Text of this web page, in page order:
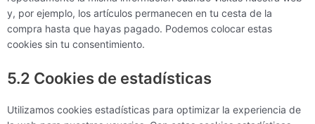
y, por ejemplo, los artículos permanecen en tu cesta de la
compra hasta que hayas pagado. Podemos colocar estas
cookies sin tu consentimiento.
5.2 Cookies de estadísticas
Utilizamos cookies estadísticas para optimizar la experiencia de